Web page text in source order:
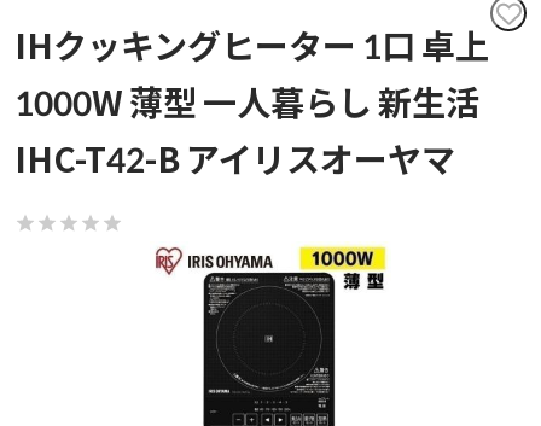
IHクッキングヒーター 1口 卓上
1000W 薄型 一人暮らし 新生活
IHC-T42-B アイリスオーヤマ